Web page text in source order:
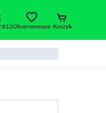
812Obserwowane Koszyk